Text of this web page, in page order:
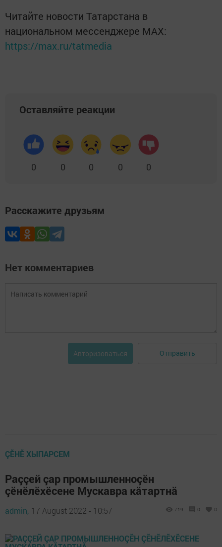
Читайте новости Татарстана в
национальном мессенджере MАХ:
https://max.ru/tatmedia
Оставляйте реакции
0 0 0 0 0
Расскажите друзьям
Нет комментариев
Авторизоваться Отправить
ÇӖНӖ ХЫПАРСЕМ
Раççей çар промышленноçӗн
çӗнӗлӗхӗсене Мускавра кăтартнă
admin, 17 August 2022 - 10:57 719 0 0